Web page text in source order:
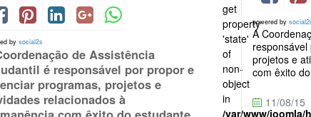
bysocial2s
de Assistência
é responsável por propor e
programas, projetos e
relacionados à
get
property
'state'
of
non-
object
in
/var/www/
powered by
A
projetos e
com êxito
11/08/15